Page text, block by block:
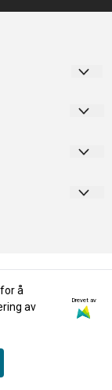
å
av
Drevet av